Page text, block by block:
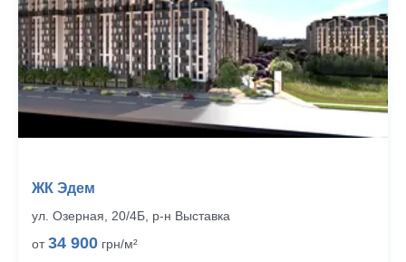
ЖК Эдем
ул. Озерная, 20/4Б, р‑н Выставка
от34 900 грн/м²